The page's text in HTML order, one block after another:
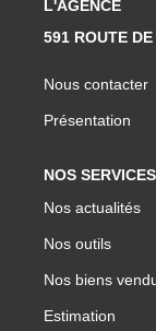
L'AGENCE
591 ROUTE
Nous contacter
Présentation
NOS SERVICES
Nos actualités
Nos outils
Nos biens
Estimation